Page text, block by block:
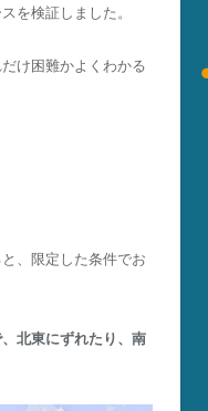
を検証しました。
け困難かよくわかる
、限定した条件でお
北東にずれたり、南